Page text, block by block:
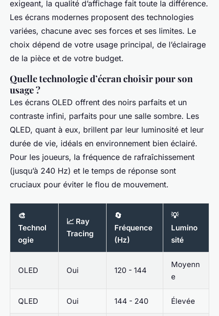
exigeant, la qualité d’affichage fait toute la différence.
Les écrans modernes proposent des technologies
variées, chacune avec ses forces et ses limites. Le
choix dépend de votre usage principal, de l’éclairage
de la pièce et de votre budget.
Quelle technologie d’écran choisir pour son
usage ?
Les écrans OLED offrent des noirs parfaits et un
contraste infini, parfaits pour une salle sombre. Les
QLED, quant à eux, brillent par leur luminosité et leur
durée de vie, idéals en environnement bien éclairé.
Pour les joueurs, la fréquence de rafraîchissement
(jusqu’à 240 Hz) et le temps de réponse sont
cruciaux pour éviter le flou de mouvement.
🎨
Technol
ogie
📈 Ray
Tracing
🔄
Fréquence
(Hz)
💡
Lumino
sité
OLED Oui 120 - 144
Moyenn
e
QLED Oui 144 - 240 Élevée